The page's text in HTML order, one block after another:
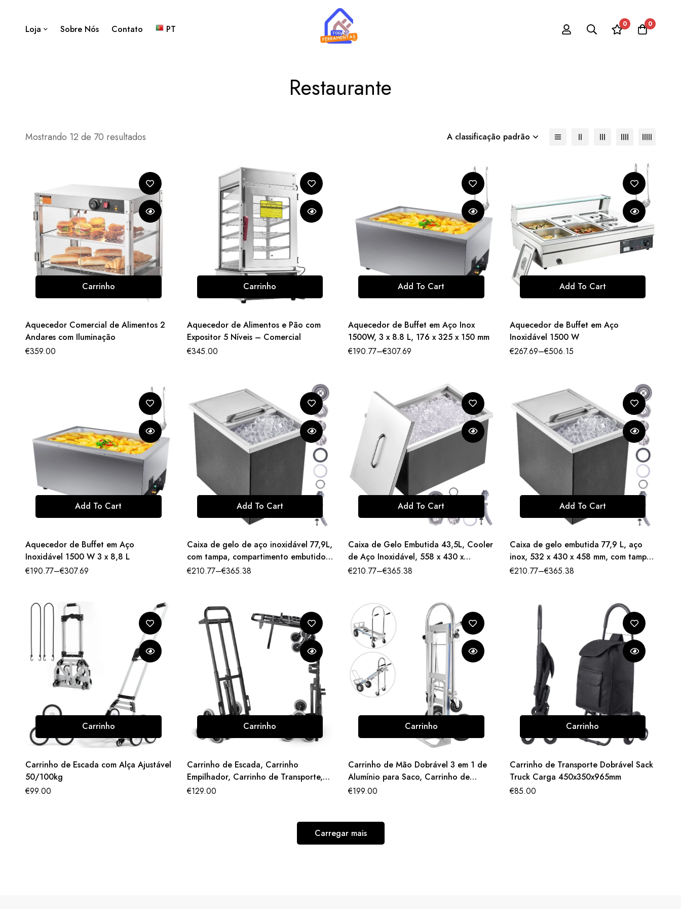
Loja Sobre Nós Contato PT 0 0
Restaurante
Mostrando 12 de 70 resultados A classificação padrão
Carrinho
Aquecedor Comercial de Alimentos 2
Andares com Iluminação
€359.00
Carrinho
Aquecedor de Alimentos e Pão com
Expositor 5 Níveis – Comercial
€345.00
Add To Cart
Aquecedor de Buffet em Aço Inox
1500W, 3 x 8.8 L, 176 x 325 x 150 mm
€190.77–€307.69
Add To Cart
Aquecedor de Buffet em Aço
Inoxidável 1500 W
€267.69–€506.15
Add To Cart
Aquecedor de Buffet em Aço
Inoxidável 1500 W 3 x 8,8 L
€190.77–€307.69
Add To Cart
Caixa de gelo de aço inoxidável 77,9L,
com tampa, compartimento embutido,
tubo e tampa de drenagem.
€210.77–€365.38
Add To Cart
Caixa de Gelo Embutida 43,5L, Cooler
de Aço Inoxidável, 558 x 430 x
306mm, com Tampa, Dreno e Tubo
€210.77–€365.38
Add To Cart
Caixa de gelo embutida 77,9 L, aço
inox, 532 x 430 x 458 mm, com tampa,
tubo e tampão de drenagem.
€210.77–€365.38
Carrinho
Carrinho de Escada com Alça Ajustável
50/100kg
€99.00
Carrinho
Carrinho de Escada, Carrinho
Empilhador, Carrinho de Transporte,
Escalador de Escada 208kg
€129.00
Carrinho
Carrinho de Mão Dobrável 3 em 1 de
Alumínio para Saco, Carrinho de
Carga Pesada Dobrável
€199.00
Carrinho
Carrinho de Transporte Dobrável Sack
Truck Carga 450x350x965mm
€85.00
Carregar mais